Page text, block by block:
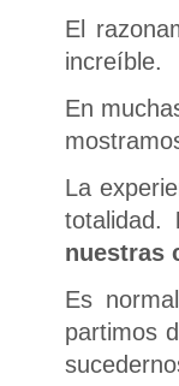
El
increíble.
En
La
totalidad.
nuestras
Es
partimos